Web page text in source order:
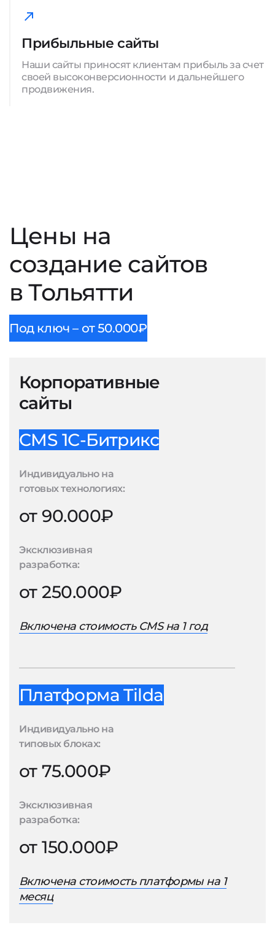
Прибыльные сайты
Наши сайты приносят клиентам прибыль за счет
своей высоконверсионности и дальнейшего
продвижения.
Цены на
создание сайтов
в Тольятти
Под ключ – от 50.000₽
Корпоративные
сайты
CMS 1С-Битрикс
Индивидуально на
готовых технологиях:
от 90.000₽
Эксклюзивная
разработка:
от 250.000₽
Включена стоимость CMS на 1 год
Платформа Tilda
Индивидуально на
типовых блоках:
от 75.000₽
Эксклюзивная
разработка:
от 150.000₽
Включена стоимость платформы на 1
месяц